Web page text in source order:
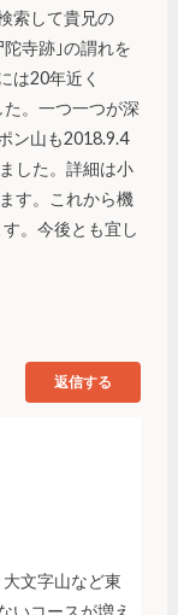
索して貴兄の
陀寺跡｣の謂れを
は20年近く
。一つ一つが深
ン山も2018.9.4
した。詳細は小
す。これから機
。今後とも宜し
返信する
文字山など東